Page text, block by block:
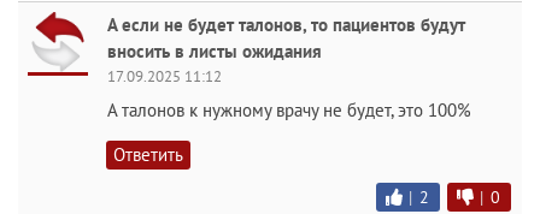
А если не будет талонов, то пациентов будут
вносить в листы ожидания
17.09.2025 11:12
А талонов к нужному врачу не будет, это 100%
Ответить
| 2 | 0